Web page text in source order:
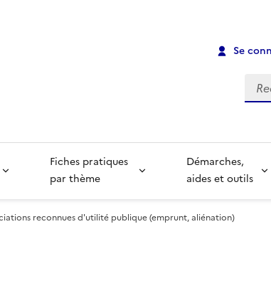
Se
Fiches pratiques
par thème
Démarches,
aides et outils
reconnues d'utilité publique (emprunt, aliénation)